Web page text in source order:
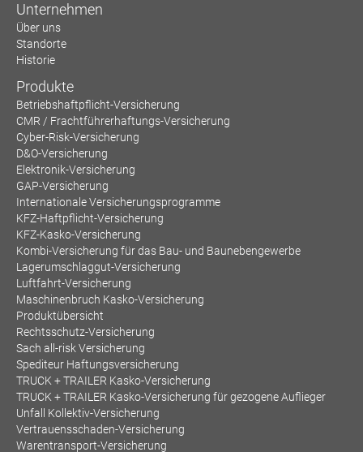
Unternehmen
Über uns
Standorte
Historie
Produkte
Betriebshaftpflicht-Versicherung
CMR / Frachtführerhaftungs-Versicherung
Cyber-Risk-Versicherung
D&O-Versicherung
Elektronik-Versicherung
GAP-Versicherung
Internationale Versicherungsprogramme
KFZ-Haftpflicht-Versicherung
KFZ-Kasko-Versicherung
Kombi-Versicherung für das Bau- und Baunebengewerbe
Lagerumschlaggut-Versicherung
Luftfahrt-Versicherung
Maschinenbruch Kasko-Versicherung
Produktübersicht
Rechtsschutz-Versicherung
Sach all-risk Versicherung
Spediteur Haftungsversicherung
TRUCK + TRAILER Kasko-Versicherung
TRUCK + TRAILER Kasko-Versicherung für gezogene Auflieger
Unfall Kollektiv-Versicherung
Vertrauensschaden-Versicherung
Warentransport-Versicherung